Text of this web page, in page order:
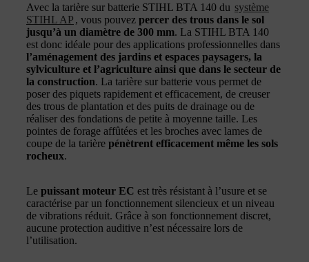
Avec la tarière sur batterie STIHL BTA 140 du système
STIHL AP , vous pouvez percer des trous dans le sol
jusqu’à un diamètre de 300 mm. La STIHL BTA 140
est donc idéale pour des applications professionnelles dans
l’aménagement des jardins et espaces paysagers, la
sylviculture et l’agriculture ainsi que dans le secteur de
la construction. La tarière sur batterie vous permet de
poser des piquets rapidement et efficacement, de creuser
des trous de plantation et des puits de drainage ou de
réaliser des fondations de petite à moyenne taille. Les
pointes de forage affûtées et les broches avec lames de
coupe de la tarière pénètrent efficacement même les sols
rocheux.
Le puissant moteur EC est très résistant à l’usure et se
caractérise par un fonctionnement silencieux et un niveau
de vibrations réduit. Grâce à son fonctionnement discret,
aucune protection auditive n’est nécessaire lors de
l’utilisation.